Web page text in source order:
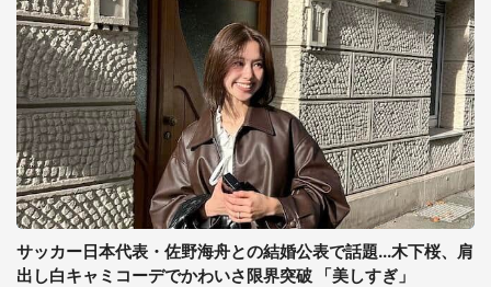
サッカー日本代表・佐野海舟との結婚公表で話題...木下桜、肩
出し白キャミコーデでかわいさ限界突破 「美しすぎ」